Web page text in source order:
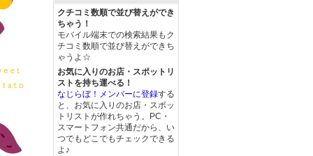
クチコミ数順で並び替えができ
ちゃう！
モバイル端末での検索結果もク
チコミ数順で並び替えができち
ゃうよ☆
お気に入りのお店・スポットリ
ストを持ち運べる！
なじらぼ！メンバーに登録する
と、お気に入りのお店・スポッ
トリストが作れちゃう。PC・
スマートフォン共通だから、い
つでもどこでもチェックできる
よ♪